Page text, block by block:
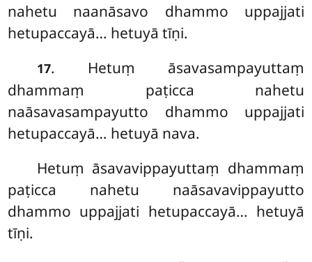
nahetu naanāsavo dhammo uppajjati
hetupaccayā… hetuyā tīṇi.
17. Hetuṃ āsavasampayuttaṃ
dhammaṃ paṭicca nahetu
naāsavasampayutto dhammo uppajjati
hetupaccayā… hetuyā nava.
Hetuṃ āsavavippayuttaṃ dhammaṃ
paṭicca nahetu naāsavavippayutto
dhammo uppajjati hetupaccayā… hetuyā
tīṇi.